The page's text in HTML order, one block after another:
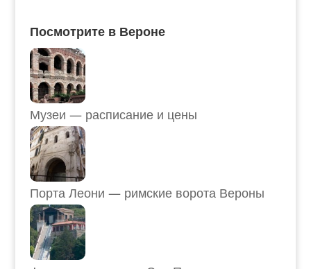
Посмотрите в Вероне
Музеи — расписание и цены
Порта Леони — римские ворота Вероны